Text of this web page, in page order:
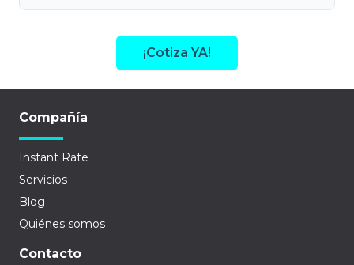
¡Cotiza YA!
Compañía
Instant Rate
Servicios
Blog
Quiénes somos
Contacto